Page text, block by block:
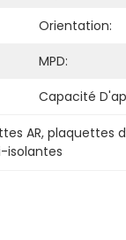
Orientation:
MPD:
Capacité
AR, plaquettes
isolantes